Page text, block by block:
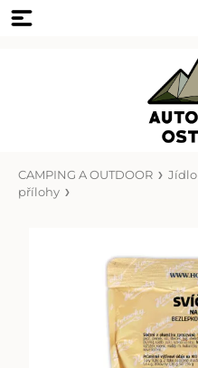
CAMPING A OUTDOOR Jídlo
přílohy